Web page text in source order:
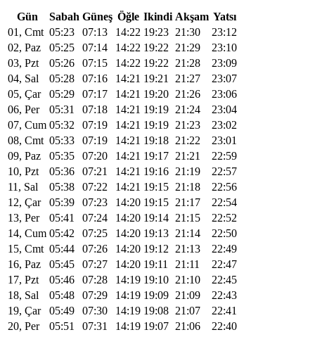
Gün Sabah Güneş Öğle Ikindi Akşam Yatsı
01, Cmt 05:23 07:13 14:22 19:23 21:30
23:12
02, Paz
05:25 07:14 14:22 19:22 21:29
23:10
03, Pzt
05:26 07:15 14:22 19:22 21:28
23:09
04, Sal
05:28 07:16 14:21 19:21 21:27
23:07
05, Çar
05:29 07:17 14:21 19:20 21:26
23:06
06, Per
05:31 07:18 14:21 19:19 21:24
23:04
07, Cum 05:32 07:19 14:21 19:19 21:23
23:02
08, Cmt 05:33 07:19 14:21 19:18 21:22
23:01
09, Paz
05:35 07:20 14:21 19:17 21:21
22:59
10, Pzt
05:36 07:21 14:21 19:16 21:19
22:57
11, Sal
05:38 07:22 14:21 19:15 21:18
22:56
12, Çar
05:39 07:23 14:20 19:15 21:17
22:54
13, Per
05:41 07:24 14:20 19:14 21:15
22:52
14, Cum 05:42 07:25 14:20 19:13 21:14
22:50
15, Cmt 05:44 07:26 14:20 19:12 21:13
22:49
16, Paz
05:45 07:27 14:20 19:11 21:11
22:47
17, Pzt
05:46 07:28 14:19 19:10 21:10
22:45
18, Sal
05:48 07:29 14:19 19:09 21:09
22:43
19, Çar
05:49 07:30 14:19 19:08 21:07
22:41
20, Per
05:51 07:31 14:19 19:07 21:06
22:40